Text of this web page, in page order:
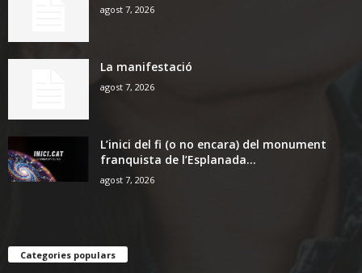
agost 7, 2026
La manifestació
agost 7, 2026
L’inici del fi (o no encara) del monument
franquista de l’Esplanada...
agost 7, 2026
Categories populars